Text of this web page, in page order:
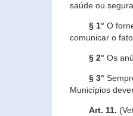
saúde ou
§ 1° O
comunicar o
§ 2° Os
§ 3°
Municípios
Art. 11.